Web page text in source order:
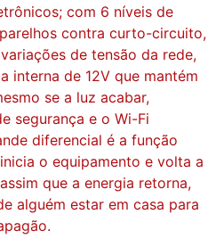
com 6 níveis de
contra curto-circuito,
de tensão da rede,
interna de 12V que mantém
se a luz acabar,
segurança e o Wi-Fi
diferencial é a função
o equipamento e volta a
que a energia retorna,
alguém estar em casa para